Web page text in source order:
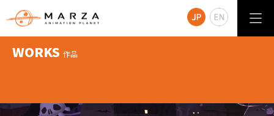
WORKS 作品